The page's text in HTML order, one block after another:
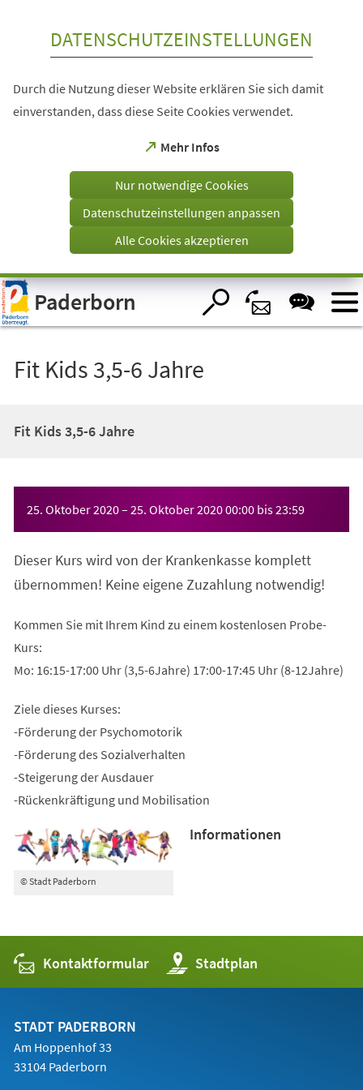
Visuelle
Assistenzsoftware
öffnen.
DATENSCHUTZEINSTELLUNGEN
Durch die Nutzung dieser Website erklären Sie sich damit
einverstanden, dass diese Seite Cookies verwendet.
Mehr Infos
(Öffnet
einem
Tab)
Nur notwendige Cookies
Datenschutzeinstellungen anpassen
Alle Cookies akzeptieren
Paderborn
Fit Kids 3,5-6 Jahre
Fit Kids 3,5-6 Jahre
25. Oktober 2020– 25. Oktober 202000:00 bis23:59
Dieser Kurs wird von der Krankenkasse komplett
übernommen! Keine eigene Zuzahlung notwendig!
Kommen Sie mit Ihrem Kind zu einem kostenlosen Probe-
Kurs:
Mo: 16:15-17:00 Uhr (3,5-6Jahre) 17:00-17:45 Uhr (8-12Jahre)
Ziele dieses Kurses:
-Förderung der Psychomotorik
-Förderung des Sozialverhalten
-Steigerung der Ausdauer
-Rückenkräftigung und Mobilisation
© Stadt Paderborn
Informationen
Kontaktformular Stadtplan
(Öffnet
in
einem
STADT PADERBORN
Am Hoppenhof 33
33104 Paderborn